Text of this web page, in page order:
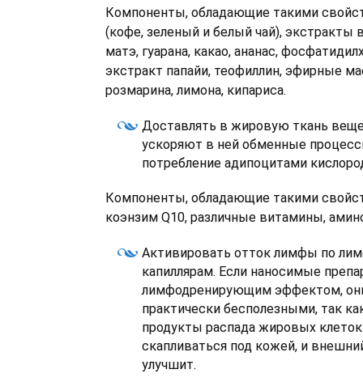
Компоненты, обладающие такими
(кофе, зеленый и белый чай), экстракты
матэ, гуарана, какао, ананас,
экстракт папайи, теофиллин, эфирные
розмарина, лимона, кипариса.
Доставлять в жировую ткань
ускоряют в ней обменные
потребление адипоцитами
Компоненты, обладающие такими
коэнзим Q10, различные витамины,
Активировать отток лимфы по
капиллярам. Если наносимые
лимфодренирующим эффектом,
практически бесполезными, так
продукты распада жировых
скапливаться под кожей, и
улучшит.